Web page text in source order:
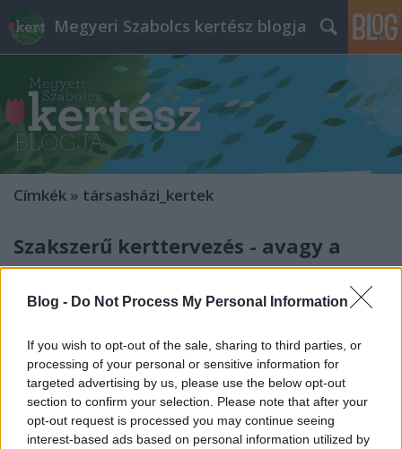
Blog - Do Not Process My Personal Information
If you wish to opt-out of the sale, sharing to third parties, or
processing of your personal or sensitive information for
targeted advertising by us, please use the below opt-out
section to confirm your selection. Please note that after your
opt-out request is processed you may continue seeing
interest-based ads based on personal information utilized by
Megyeri Szabolcs kertész blogja
Címkék » társasházi_kertek
Szakszerű kerttervezés - avagy a
felmérési szakvélemény
Megyeri Szabolcs•2014. február 18.
A tavasz kétségtelenül a kerttervezés, kertépítés
legideálisabb időszaka. A tél által megtépázott kert
szinte kiált a felújításért, rendbetételért, de aktuális
lehet a téma akkor is, ha valaki ingatlant vásárol, és
az ahhoz tartozó kertet a saját ízlésére formálná,…